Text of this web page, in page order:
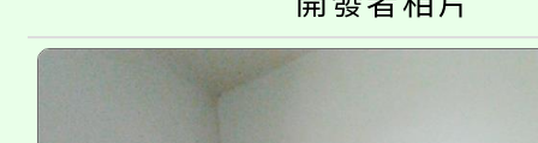
代理(課)教師甄選結果(
轉知中國文化大學推廣
《TA101》溝通分析基